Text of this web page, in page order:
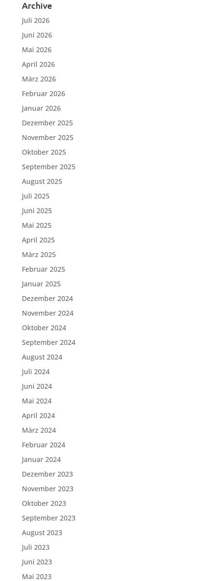
Archive
Juli 2026
Juni 2026
Mai 2026
April 2026
März 2026
Februar 2026
Januar 2026
Dezember 2025
November 2025
Oktober 2025
September 2025
August 2025
Juli 2025
Juni 2025
Mai 2025
April 2025
März 2025
Februar 2025
Januar 2025
Dezember 2024
November 2024
Oktober 2024
September 2024
August 2024
Juli 2024
Juni 2024
Mai 2024
April 2024
März 2024
Februar 2024
Januar 2024
Dezember 2023
November 2023
Oktober 2023
September 2023
August 2023
Juli 2023
Juni 2023
Mai 2023